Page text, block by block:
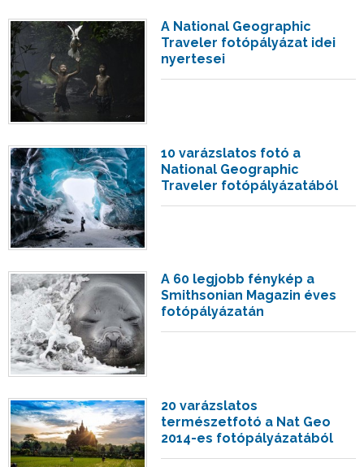
A National Geographic
Traveler fotópályázat idei
nyertesei
10 varázslatos fotó a
National Geographic
Traveler fotópályázatából
A 60 legjobb fénykép a
Smithsonian Magazin éves
fotópályázatán
20 varázslatos
természetfotó a Nat Geo
2014-es fotópályázatából